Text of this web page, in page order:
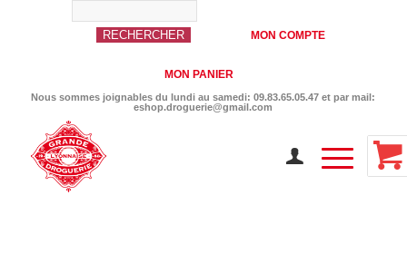
MON COMPTE
MON PANIER
Nous sommes joignables du lundi au samedi: 09.83.65.05.47 et par mail:
eshop.droguerie@gmail.com